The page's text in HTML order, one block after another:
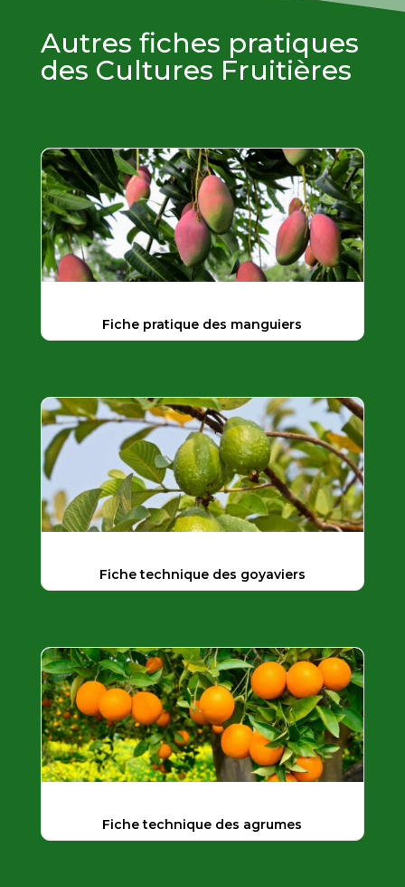
Autres fiches pratiques
des Cultures Fruitières
Fiche pratique des manguiers
Fiche technique des goyaviers
Fiche technique des agrumes